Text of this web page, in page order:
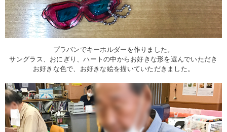
プラバンでキーホルダーを作りました。
サングラス、おにぎり、ハートの中からお好きな形を選んでいただき
お好きな色で、お好きな絵を描いていただきました。